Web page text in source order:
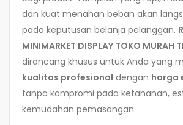
dan kuat menahan beban akan
pada keputusan belanja pelanggan.
MINIMARKET DISPLAY TOKO MURAH
dirancang khusus untuk Anda yang
kualitas profesional dengan harga
tanpa kompromi pada ketahanan,
kemudahan pemasangan.